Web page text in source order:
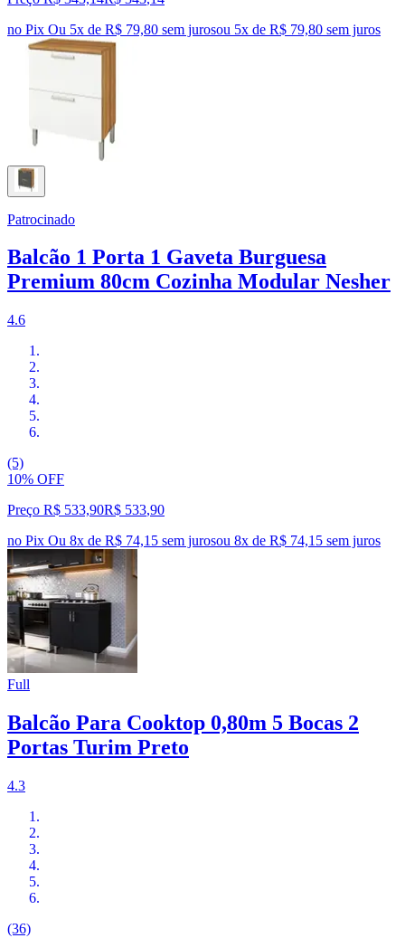
no Pix Ou 5x de R$ 79,80 sem jurosou 5x de R$ 79,80 sem juros
Patrocinado
Balcão 1 Porta 1 Gaveta Burguesa
Premium 80cm Cozinha Modular Nesher
4.6
(5)
10% OFF
Preço R$ 533,90R$ 533,90
no Pix Ou 8x de R$ 74,15 sem jurosou 8x de R$ 74,15 sem juros
Full
Balcão Para Cooktop 0,80m 5 Bocas 2
Portas Turim Preto
4.3
(36)